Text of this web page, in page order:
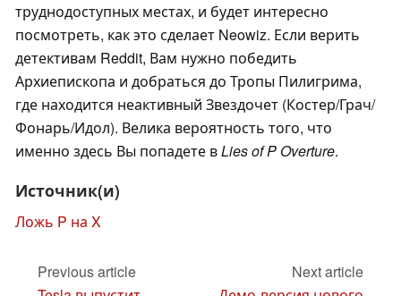
труднодоступных местах, и будет интересно
посмотреть, как это сделает Neowiz. Если верить
детективам Reddit, Вам нужно победить
Архиепископа и добраться до Тропы Пилигрима,
где находится неактивный Звездочет (Костер/Грач/
Фонарь/Идол). Велика вероятность того, что
именно здесь Вы попадете вLies of P Overture.
Источник(и)
Ложь P на X
Previous article
Next article